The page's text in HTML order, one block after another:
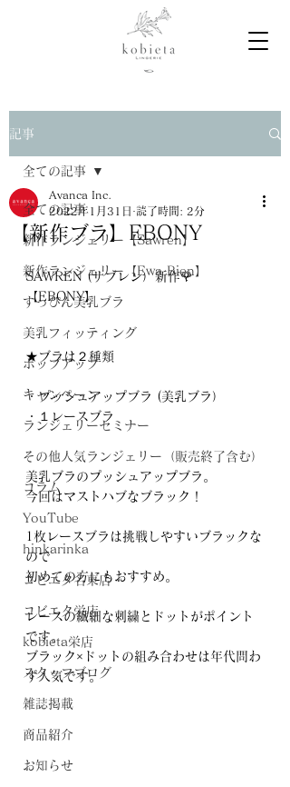
記事
全ての記事
新作ランジェリー【Sawren】
新作ランジェリー【Ewa Bien】
すっぴん美乳ブラ
美乳フィッティング
ポップアップ
キャンペーン
ランジェリーセミナー
その他人気ランジェリー（販売終了含む）
コラム
YouTube
hinkarinka
コビエタ名東店
コビエタ栄店
kobieta栄店
スタッフブログ
雑誌掲載
商品紹介
お知らせ
全ての記事
【新作ブラ】EBONY
Avanca Inc.
2022年1月31日 読了時間: 2分
SAWREN (サブレン）新作🌹
【EBONY】
★ブラは２種類
・プッシュアップブラ (美乳ブラ）
・１レースブラ
美乳ブラのプッシュアップブラ。
今回はマストハブなブラック！
1枚レースブラは挑戦しやすいブラックな
ので
初めての方にもおすすめ。
レースの繊細な刺繍とドットがポイント
です。
ブラック×ドットの組み合わせは年代問わ
ず人気です。